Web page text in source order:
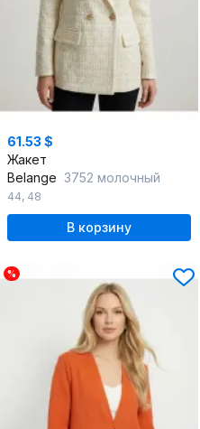
61.53 $
Жакет
Belange 3752 молочный
44, 48
В корзину
%